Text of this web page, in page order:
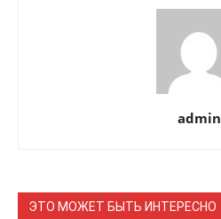
admin
ЭТО МОЖЕТ БЫТЬ ИНТЕРЕСНО